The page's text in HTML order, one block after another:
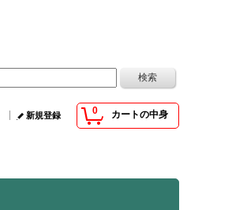
0 カートの中身
新規登録